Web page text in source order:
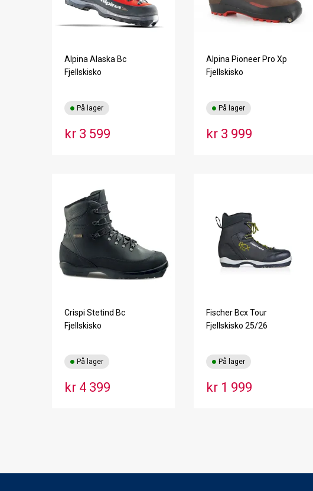
Alpina Alaska Bc
Fjellskisko
kr 3 599
På lager
Alpina Pioneer Pro Xp
Fjellskisko
kr 3 999
På lager
Crispi Stetind Bc
Fjellskisko
kr 4 399
På lager
Fischer Bcx Tour
Fjellskisko 25/26
kr 1 999
På lager